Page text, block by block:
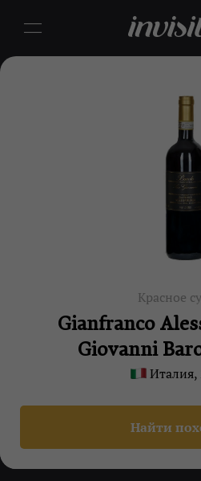
Красное
Gianfranco
Giovanni
Италия,
Найти